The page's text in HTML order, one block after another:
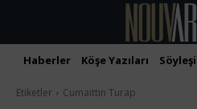
Haberler Köşe Yazıları
Etiketler Cumaittin Turap